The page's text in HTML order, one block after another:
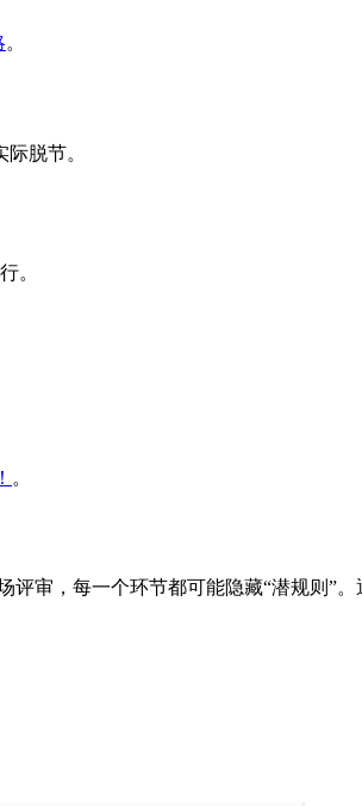
。
脱节。
。
。
审，每一个环节都可能隐藏“潜规则”